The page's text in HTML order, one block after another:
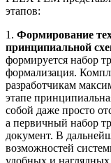
этапов:
1. Формирование
принципиальной
формируется набор
формализация.
разработчикам
этапе
собой даже просто
а первичный набор
документ. В
возможностей
удобных и наглядных